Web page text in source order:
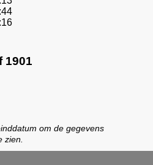
1901
om de gegevens
zien.